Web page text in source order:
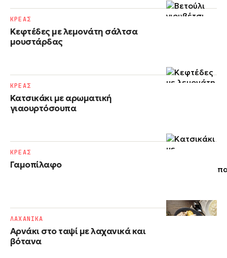
Κεφτέδες με λεμονάτη σάλτσα
μουστάρδας
ΚΡΕΑΣ
Κατσικάκι με αρωματική
γιαουρτόσουπα
ΚΡΕΑΣ
Γαμοπίλαφο
ΚΡΕΑΣ
Αρνάκι στο ταψί με λαχανικά και
βότανα
ΛΑΧΑΝΙΚΑ